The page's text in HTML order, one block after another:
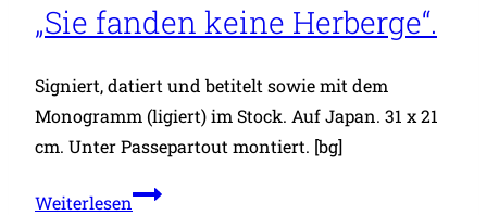
„Sie fanden keine Herberge“.
Signiert, datiert und betitelt sowie mit dem
Monogramm (ligiert) im Stock. Auf Japan. 31 x 21
cm. Unter Passepartout montiert. [bg]
Weiterlesen„Sie